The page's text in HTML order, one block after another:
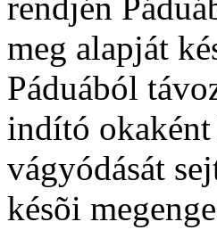
meg alapját
Páduából
indító okaként
vágyódását
késõi